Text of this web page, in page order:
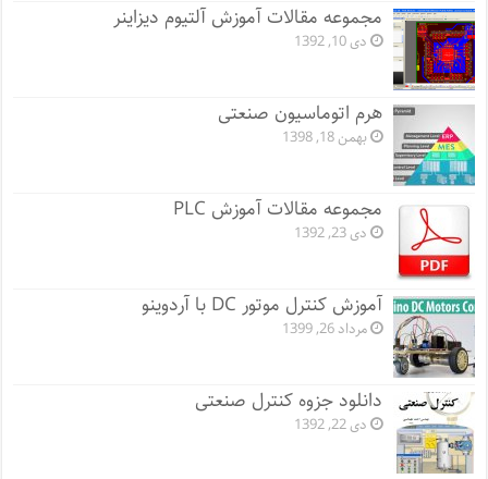
مجموعه مقالات آموزش آلتیوم دیزاینر
دی 10, 1392
هرم اتوماسیون صنعتی
بهمن 18, 1398
مجموعه مقالات آموزش PLC
دی 23, 1392
آموزش کنترل موتور DC با آردوینو
مرداد 26, 1399
دانلود جزوه کنترل صنعتی
دی 22, 1392